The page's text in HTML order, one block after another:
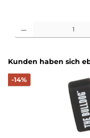
Produkt Anzahl: Gib den
Produktgalerie
Kunden haben sich
-14%Rabatt